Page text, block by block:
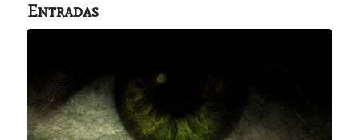
Entradas